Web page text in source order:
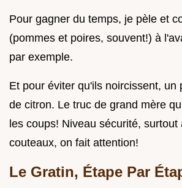
Pour gagner du temps, je pèle et
(pommes et poires, souvent!) à
par exemple.
Et pour éviter qu'ils noircissent, un
de citron. Le truc de grand mère
les coups! Niveau sécurité, surtout
couteaux, on fait attention!
Le Gratin, Étape Par